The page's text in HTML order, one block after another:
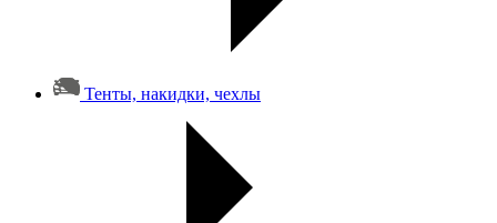
Тенты, накидки, чехлы